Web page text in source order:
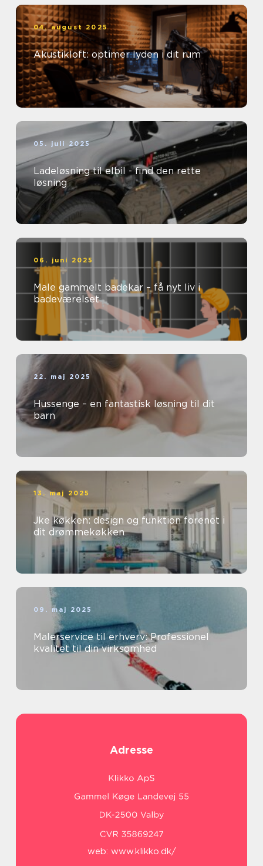
04. august 2025
Akustikloft: optimer lyden i dit rum
05. juli 2025
Ladeløsning til elbil - find den rette
løsning
06. juni 2025
Male gammelt badekar – få nyt liv i
badeværelset
22. maj 2025
Hussenge – en fantastisk løsning til dit
barn
13. maj 2025
Jke køkken: design og funktion forenet i
dit drømmekøkken
09. maj 2025
Malerservice til erhverv: Professionel
kvalitet til din virksomhed
Adresse
web: www.klikko.dk/